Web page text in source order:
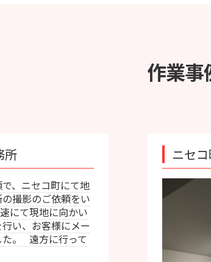
作業事
ニセコ町｜クロスの張